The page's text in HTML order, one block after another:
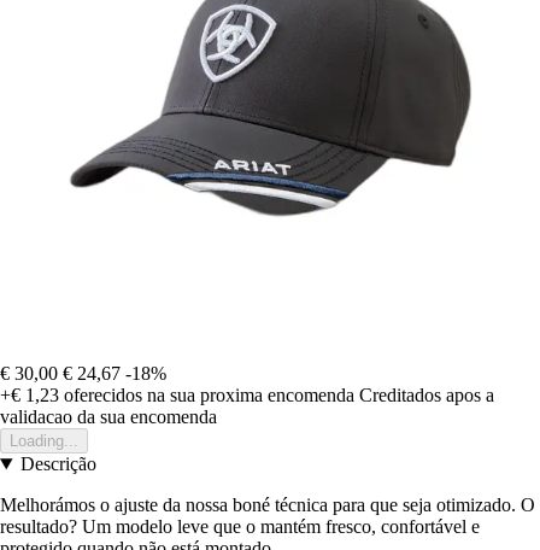
€ 30,00 € 24,67 -18%
+€ 1,23 oferecidos na sua proxima encomenda Creditados apos a
validacao da sua encomenda
Loading...
Descrição
Melhorámos o ajuste da nossa boné técnica para que seja otimizado. O
resultado? Um modelo leve que o mantém fresco, confortável e